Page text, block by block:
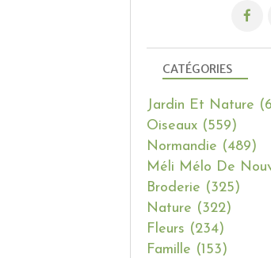
CATÉGORIES
Jardin Et Nature
Oiseaux (559)
Normandie (489)
Méli Mélo De
Broderie (325)
Nature (322)
Fleurs (234)
Famille (153)